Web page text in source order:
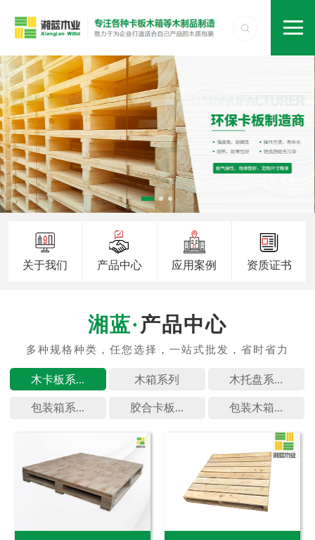
关于我们 产品中心 应用案例 资质证书
产品中心
木卡板系... 木箱系列 木托盘系...
包装箱系... 胶合卡板... 包装木箱...